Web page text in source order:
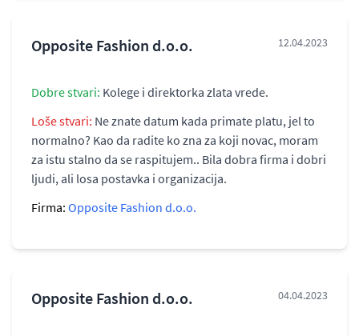
Opposite Fashion d.o.o. 12.04.2023
Dobre stvari: Kolege i direktorka zlata vrede.
Loše stvari: Ne znate datum kada primate platu, jel to
normalno? Kao da radite ko zna za koji novac, moram
za istu stalno da se raspitujem.. Bila dobra firma i dobri
ljudi, ali losa postavka i organizacija.
Firma: Opposite Fashion d.o.o.
Opposite Fashion d.o.o. 04.04.2023